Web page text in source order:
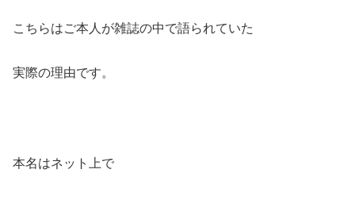
こちらはご本人が雑誌の中で語られていた
実際の理由です。
本名はネット上で